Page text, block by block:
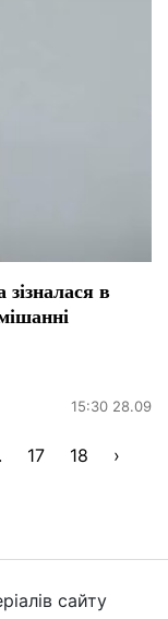
в
15:30 28.09
17 18 ›
сайту